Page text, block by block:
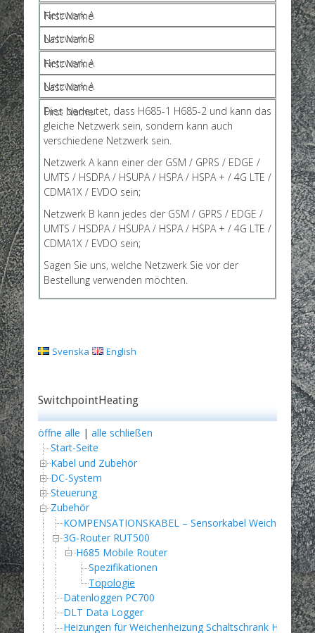
Netzwerk A
Netzwerk B
Netzwerk A
Netzwerk A
Dies bedeutet, dass H685-1 H685-2 und kann das
gleiche Netzwerk sein, sondern kann auch
verschiedene Netzwerk sein.
Netzwerk A kann einer der GSM / GPRS / EDGE /
UMTS / HSDPA / HSUPA / HSPA / HSPA + / 4G LTE /
CDMA1X / EVDO sein;
Netzwerk B kann jedes der GSM / GPRS / EDGE /
UMTS / HSDPA / HSUPA / HSPA / HSPA + / 4G LTE /
CDMA1X / EVDO sein;
Sagen Sie uns, welche Netzwerk Sie vor der
Bestellung verwenden möchten.
Svenska English
SwitchpointHeating
öffne alle | alle schließen
Start-Seite
Kabel und Zubehör
DC-System
Steuerung
Zubehör
KOMPENSATIONSKABEL – Sensorkabel
3G-Router RUT500
H685 Mobile Router
Spezifikationen
Topologie
Datenloggen PC700
DLT Data Logger
Heizungen für Weichenheizung Schaltschrank HG-140